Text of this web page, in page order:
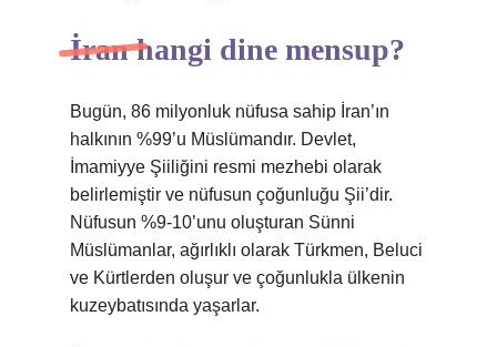
İran hangi dine mensup?
Bugün, 86 milyonluk nüfusa sahip İran’ın
halkının %99’u Müslümandır. Devlet,
İmamiyye Şiiliğini resmi mezhebi olarak
belirlemiştir ve nüfusun çoğunluğu Şii’dir.
Nüfusun %9-10’unu oluşturan Sünni
Müslümanlar, ağırlıklı olarak Türkmen, Beluci
ve Kürtlerden oluşur ve çoğunlukla ülkenin
kuzeybatısında yaşarlar.